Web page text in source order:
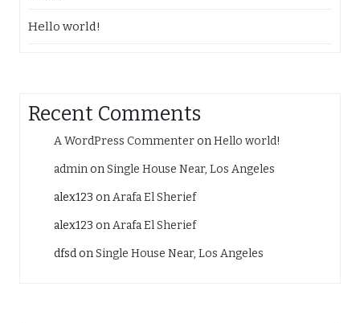
Hello world!
Recent Comments
A WordPress CommenteronHello world!
adminonSingle House Near, Los Angeles
alex123 onArafa El Sherief
alex123 onArafa El Sherief
dfsdonSingle House Near, Los Angeles